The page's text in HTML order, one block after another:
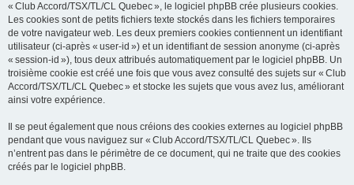
« Club Accord/TSX/TL/CL Quebec », le logiciel phpBB crée plusieurs cookies.
Les cookies sont de petits fichiers texte stockés dans les fichiers temporaires
de votre navigateur web. Les deux premiers cookies contiennent un identifiant
utilisateur (ci-après « user-id ») et un identifiant de session anonyme (ci-après
« session-id »), tous deux attribués automatiquement par le logiciel phpBB. Un
troisième cookie est créé une fois que vous avez consulté des sujets sur « Club
Accord/TSX/TL/CL Quebec » et stocke les sujets que vous avez lus, améliorant
ainsi votre expérience.
Il se peut également que nous créions des cookies externes au logiciel phpBB
pendant que vous naviguez sur « Club Accord/TSX/TL/CL Quebec ». Ils
n’entrent pas dans le périmètre de ce document, qui ne traite que des cookies
créés par le logiciel phpBB.